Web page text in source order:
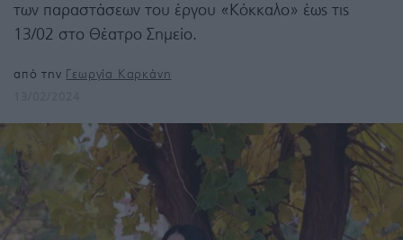
των παραστάσεων του έργου «Κόκκαλο» έως τις
13/02 στο Θέατρο Σημείο.
από την Γεωργία Καρκάνη